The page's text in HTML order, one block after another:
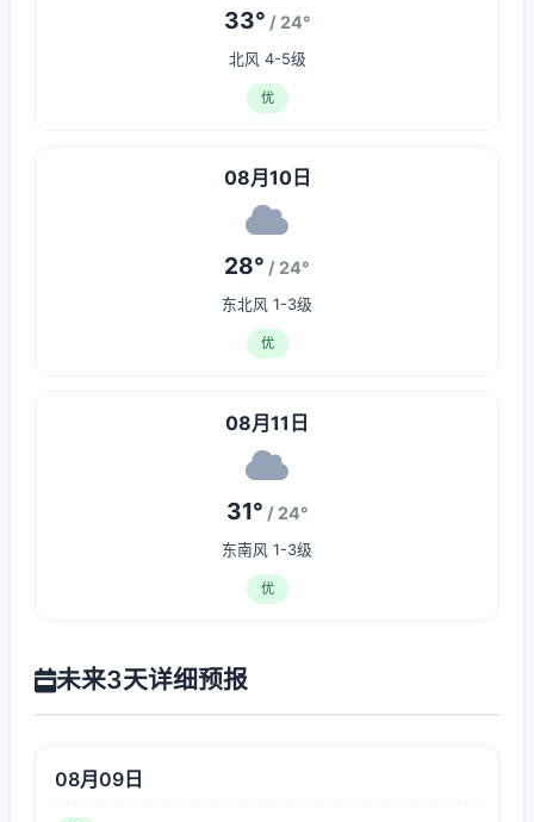
33° / 24°
北风 4-5级
优
08月10日
28° / 24°
东北风 1-3级
优
08月11日
31° / 24°
东南风 1-3级
优
未来3天详细预报
08月09日